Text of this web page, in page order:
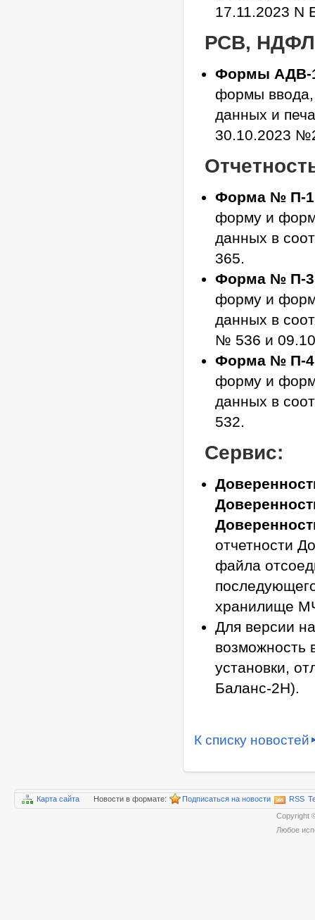
17.11.2023 N
РСВ, НДФЛ
Формы АДВ-
формы ввода,
данных и
30.10.2023
Форма № П-
форму и
данных в
365.
Форма № П-
форму и
данных в
№ 536 и
Форма № П-
форму и
данных в
532.
Сервис:
отчетности
файла
хранилище
Для версии
возможность
установки,
Баланс-2Н).
К списку новостей
Карта сайта Новости в формате: Подписаться на новости RSS
Любое